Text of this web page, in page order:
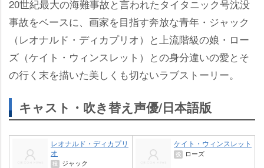
20世紀最大の海難事故と言われたタイタニック号沈没
事故をベースに、画家を目指す奔放な青年・ジャック
（レオナルド・ディカプリオ）と上流階級の娘・ロー
ズ（ケイト・ウィンスレット）との身分違いの愛とそ
の行く末を描いた美しくも切ないラブストーリー。
キャスト・吹き替え声優/日本語版
レオナルド・ディカプリ
オ
役 ジャック
ケイト・ウィンスレット
役 ローズ